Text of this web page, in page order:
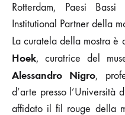
Rotterdam, Paesi
Institutional Partner della
La curatela della mostra è
Hoek, curatrice del
Alessandro Nigro,
d’arte presso
affidato il fil rouge della